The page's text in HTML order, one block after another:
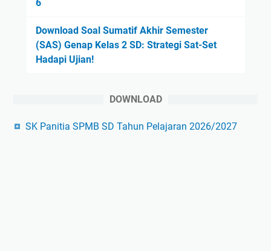
6
Download Soal Sumatif Akhir Semester
(SAS) Genap Kelas 2 SD: Strategi Sat-Set
Hadapi Ujian!
DOWNLOAD
SK Panitia SPMB SD Tahun Pelajaran 2026/2027